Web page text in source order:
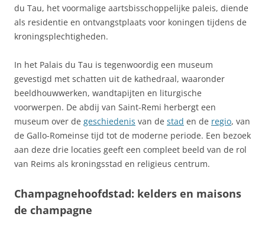
du Tau, het voormalige aartsbisschoppelijke paleis, diende
als residentie en ontvangstplaats voor koningen tijdens de
kroningsplechtigheden.
In het Palais du Tau is tegenwoordig een museum
gevestigd met schatten uit de kathedraal, waaronder
beeldhouwwerken, wandtapijten en liturgische
voorwerpen. De abdij van Saint-Remi herbergt een
museum over de geschiedenis van de stad en de regio, van
de Gallo-Romeinse tijd tot de moderne periode. Een bezoek
aan deze drie locaties geeft een compleet beeld van de rol
van Reims als kroningsstad en religieus centrum.
Champagnehoofdstad: kelders en maisons
de champagne